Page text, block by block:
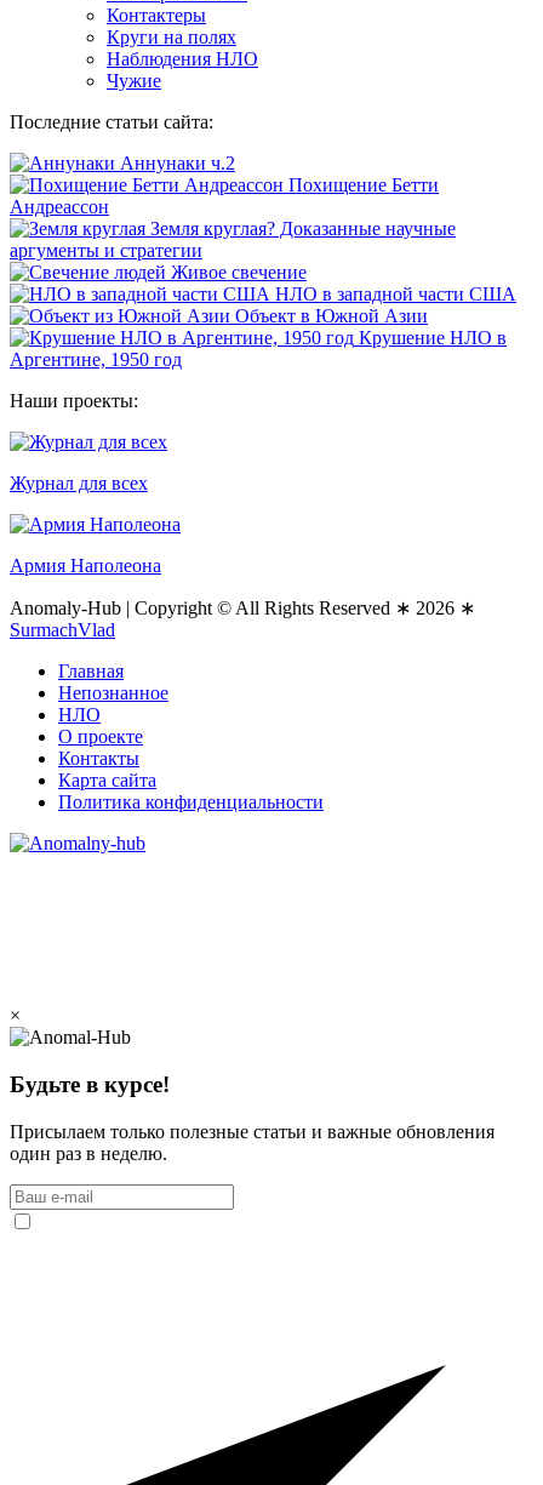
Контактеры
Круги на полях
Наблюдения НЛО
Чужие
Последние статьи сайта:
Аннунаки ч.2
Похищение Бетти
Андреассон
Земля круглая? Доказанные научные
аргументы и стратегии
Живое свечение
НЛО в западной части США
Объект в Южной Азии
Крушение НЛО в
Аргентине, 1950 год
Наши проекты:
Журнал для всех
Армия Наполеона
Anomaly-Hub | Copyright © All Rights Reserved ∗ 2026 ∗
SurmachVlad
Главная
Непознанное
НЛО
О проекте
Контакты
Карта сайта
Политика конфиденциальности
×
Будьте в курсе!
Присылаем только полезные статьи и важные обновления
один раз в неделю.